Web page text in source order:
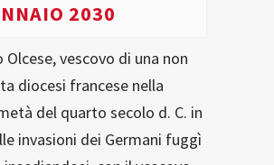
2030
Olcese, vescovo di una non
diocesi francese nella
del quarto secolo d. C. in
invasioni dei Germani fuggì